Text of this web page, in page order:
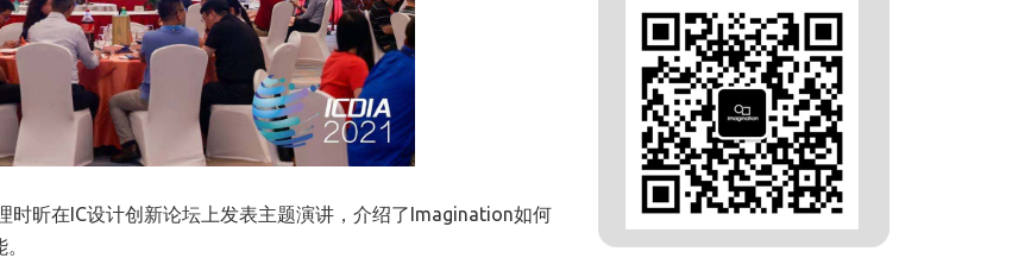
昕在IC设计创新论坛上发表主题演讲，介绍了Imagination如何